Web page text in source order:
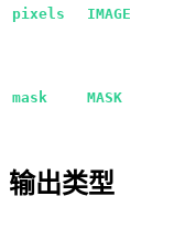
pixels IMAGE
mask MASK
输出类型